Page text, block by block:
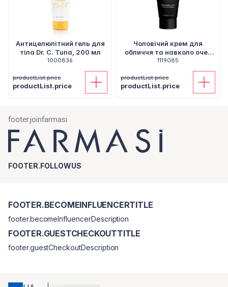
Антицелюлітний гель для
тіла Dr. C. Tuna, 200 мл
1000836
productList.price
productList.price
Чоловічий крем для
обличчя та навколо очей
Shield Man Amino Acid, 50
1119085
productList.price
productList.price
footer.joinfarmasi
FOOTER.FOLLOWUS
FOOTER.BECOMEINFLUENCERTITLE
footer.becomeInfluencerDescription
FOOTER.GUESTCHECKOUTTITLE
footer.guestCheckoutDescription